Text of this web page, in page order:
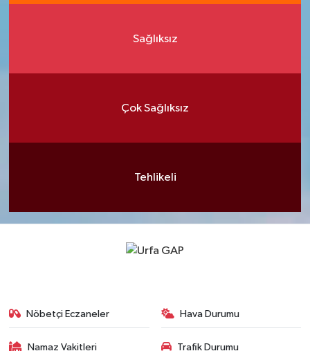
Sağlıksız
Çok Sağlıksız
Tehlikeli
Nöbetçi Eczaneler Hava Durumu
Namaz Vakitleri Trafik Durumu